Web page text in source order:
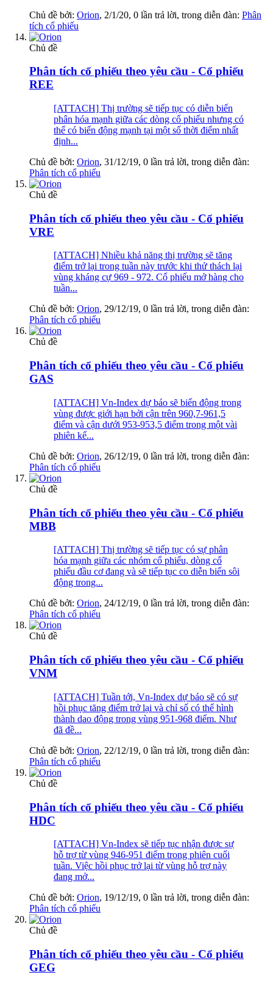
Chủ đề bởi: Orion, 2/1/20, 0 lần trả lời, trong diễn đàn: Phân
tích cổ phiếu
Chủ đề
Phân tích cổ phiếu theo yêu cầu - Cổ phiếu
REE
[ATTACH] Thị trường sẽ tiếp tục có diễn biến
phân hóa mạnh giữa các dòng cổ phiếu nhưng có
thể có biến động mạnh tại một số thời điểm nhất
định...
Chủ đề bởi: Orion, 31/12/19, 0 lần trả lời, trong diễn đàn:
Phân tích cổ phiếu
Chủ đề
Phân tích cổ phiếu theo yêu cầu - Cổ phiếu
VRE
[ATTACH] Nhiều khả năng thị trường sẽ tăng
điểm trở lại trong tuần này trước khi thử thách lại
vùng kháng cự 969 - 972. Cổ phiếu mở hàng cho
tuần...
Chủ đề bởi: Orion, 29/12/19, 0 lần trả lời, trong diễn đàn:
Phân tích cổ phiếu
Chủ đề
Phân tích cổ phiếu theo yêu cầu - Cổ phiếu
GAS
[ATTACH] Vn-Index dự báo sẽ biến động trong
vùng được giới hạn bởi cận trên 960,7-961,5
điểm và cận dưới 953-953,5 điểm trong một vài
phiên kế...
Chủ đề bởi: Orion, 26/12/19, 0 lần trả lời, trong diễn đàn:
Phân tích cổ phiếu
Chủ đề
Phân tích cổ phiếu theo yêu cầu - Cổ phiếu
MBB
[ATTACH] Thị trường sẽ tiếp tục có sự phân
hóa mạnh giữa các nhóm cổ phiếu, dòng cổ
phiếu đầu cơ đang và sẽ tiếp tục co diễn biến sôi
động trong...
Chủ đề bởi: Orion, 24/12/19, 0 lần trả lời, trong diễn đàn:
Phân tích cổ phiếu
Chủ đề
Phân tích cổ phiếu theo yêu cầu - Cổ phiếu
VNM
[ATTACH] Tuần tới, Vn-Index dự báo sẽ có sự
hồi phục tăng điểm trở lại và chỉ số có thể hình
thành dao động trong vùng 951-968 điểm. Như
đã đề...
Chủ đề bởi: Orion, 22/12/19, 0 lần trả lời, trong diễn đàn:
Phân tích cổ phiếu
Chủ đề
Phân tích cổ phiếu theo yêu cầu - Cổ phiếu
HDC
[ATTACH] Vn-Index sẽ tiếp tục nhận được sự
hỗ trợ từ vùng 946-951 điểm trong phiên cuối
tuần. Việc hồi phục trở lại từ vùng hỗ trợ này
đang mở...
Chủ đề bởi: Orion, 19/12/19, 0 lần trả lời, trong diễn đàn:
Phân tích cổ phiếu
Chủ đề
Phân tích cổ phiếu theo yêu cầu - Cổ phiếu
GEG